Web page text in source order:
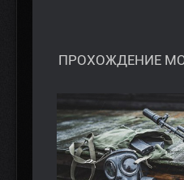
ПРОХОЖДЕНИЕ